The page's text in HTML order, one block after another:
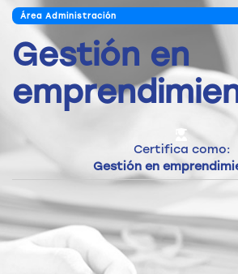
Área Administración
Gestión en
Certifica como:
Gestión en